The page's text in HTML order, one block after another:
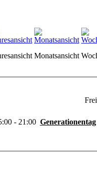
Monatsansicht
- 21:00 Generationentag